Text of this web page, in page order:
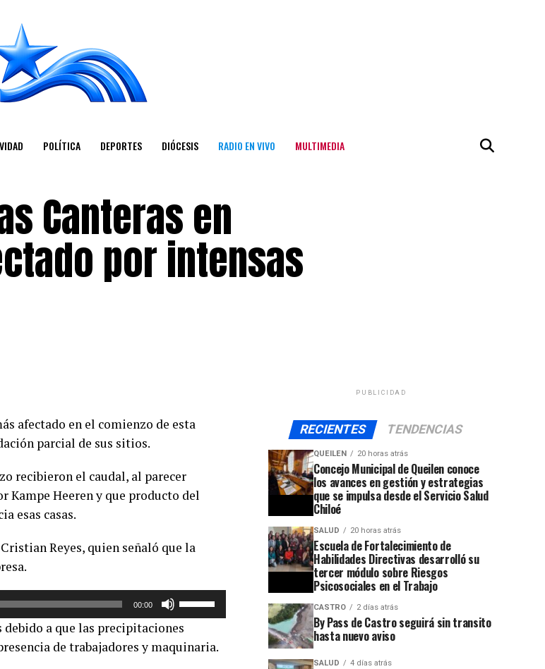
POLÍTICA DEPORTES DIÓCESIS RADIO EN VIVO MULTIMEDIA
Canteras en
por intensas
afectado en el comienzo de esta
parcial de sus sitios.
recibieron el caudal, al parecer
Kampe Heeren y que producto del
esas casas.
Reyes, quien señaló que la
00:00
teclas
de
a que las precipitaciones
de trabajadores y maquinaria.
PUBLICIDAD
RECIENTES TENDENCIAS
QUEILEN 20 horas atrás
Concejo Municipal de Queilen conoce
los avances en gestión y estrategias
que se impulsa desde el Servicio Salud
Chiloé
SALUD 20 horas atrás
Escuela de Fortalecimiento de
Habilidades Directivas desarrolló su
tercer módulo sobre Riesgos
Psicosociales en el Trabajo
CASTRO 2 días atrás
By Pass de Castro seguirá sin transito
hasta nuevo aviso
SALUD 4 días atrás